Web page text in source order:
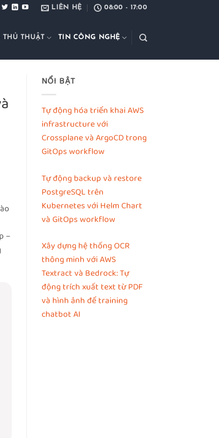
LIÊN HỆ 08:00 - 17:00
THUẬT TIN CÔNG NGHỆ
–
NỔI BẬT
Tự động hóa triển khai AWS
infrastructure với
Crossplane và ArgoCD trong
GitOps workflow
Tự động backup và restore
PostgreSQL trên
Kubernetes với Helm Chart
và GitOps workflow
Xây dựng hệ thống OCR
thông minh với AWS
Textract và Bedrock: Tự
động trích xuất text từ PDF
và hình ảnh để training
chatbot AI